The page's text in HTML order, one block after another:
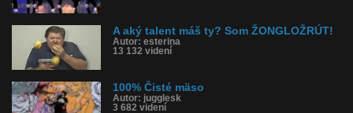
A aký talent máš ty? Som ŽONGLOŽRÚT!
Autor: esterina
13 132 videní
100% Čisté mäso
Autor: jugglesk
3 682 videní